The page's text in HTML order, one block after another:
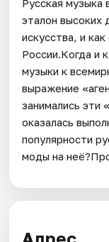
Русская музыка
эталон высоких
искусства, и
России.Когда и
музыки к
выражение
занимались эти
оказалась
популярности
моды на
Адрес